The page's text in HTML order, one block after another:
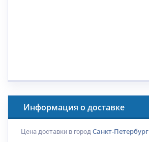
Информация о доставке
Цена доставки в городСанкт-Петербург